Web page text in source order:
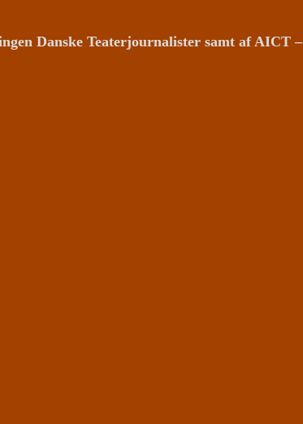
Danske Teaterjournalister samt af